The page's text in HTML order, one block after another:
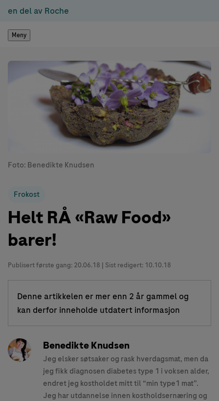
en del av Roche
Meny
Foto: Benedikte Knudsen
Frokost
Helt RÅ «Raw Food»
barer!
Publisert første gang: 20.06.18 | Sist redigert: 10.10.18
Denne artikkelen er mer enn 2 år gammel og
kan derfor inneholde utdatert informasjon
Benedikte Knudsen
Jeg elsker søtsaker og rask hverdagsmat, men da
jeg fikk diagnosen diabetes type 1 i voksen alder,
endret jeg kostholdet mitt til “min type1 mat”.
Jeg har utdannelse innen kostholdsernæring og